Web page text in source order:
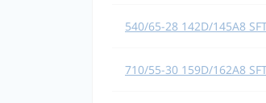
540/65-28 142D/145A8
710/55-30 159D/162A8